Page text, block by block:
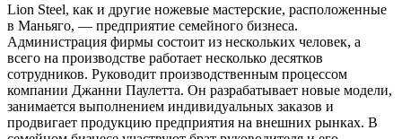
Lion Steel, как и другие ножевые мастерские, расположенные
в Маньяго, — предприятие семейного бизнеса.
Администрация фирмы состоит из нескольких человек, а
всего на производстве работает несколько десятков
сотрудников. Руководит производственным процессом
компании Джанни Паулетта. Он разрабатывает новые модели,
занимается выполнением индивидуальных заказов и
продвигает продукцию предприятия на внешних рынках. В